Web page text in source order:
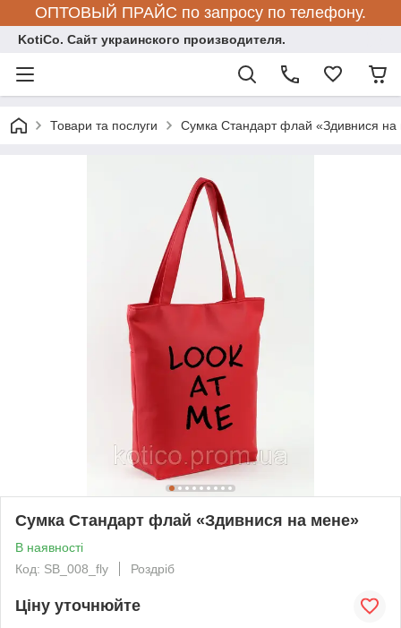
ОПТОВЫЙ ПРАЙС по запросу по телефону.
KotiCo. Сайт украинского производителя.
Товари та послуги Сумка Стандарт флай «Здивнися на
Сумка Стандарт флай «Здивнися на мене»
В наявності
Код: SB_008_fly
Роздріб
Ціну уточнюйте